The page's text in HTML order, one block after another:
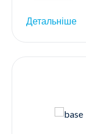
Детальніше